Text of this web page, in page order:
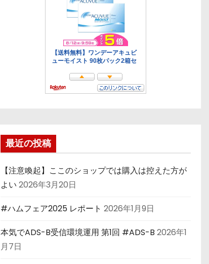
最近の投稿
【注意喚起】ここのショップでは購入は控えた方が
よい 2026年3月20日
#ハムフェア2025 レポート 2026年1月9日
本気でADS-B受信環境運用 第1回 #ADS-B 2026年1
月7日